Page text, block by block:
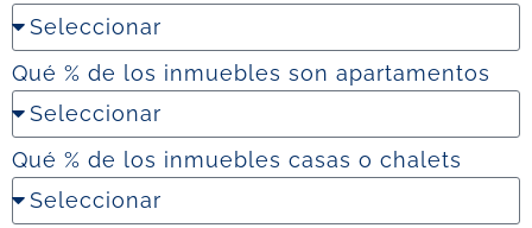
Qué % de los inmuebles son apartamentos
Qué % de los inmuebles casas o chalets